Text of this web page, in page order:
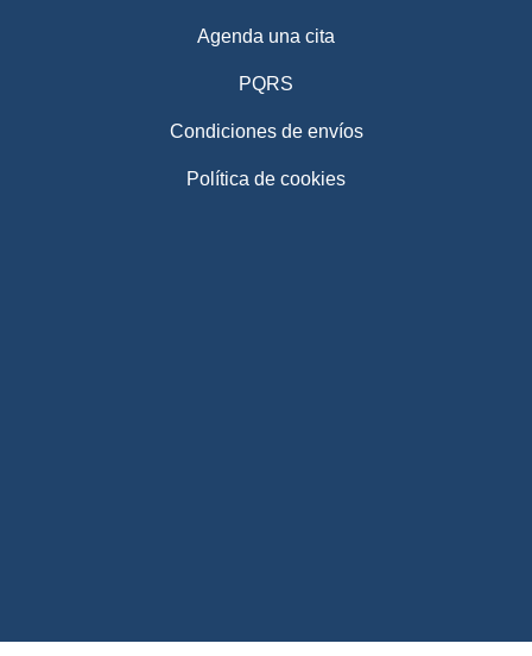
Agenda una cita
PQRS
Condiciones de envíos
Política de cookies